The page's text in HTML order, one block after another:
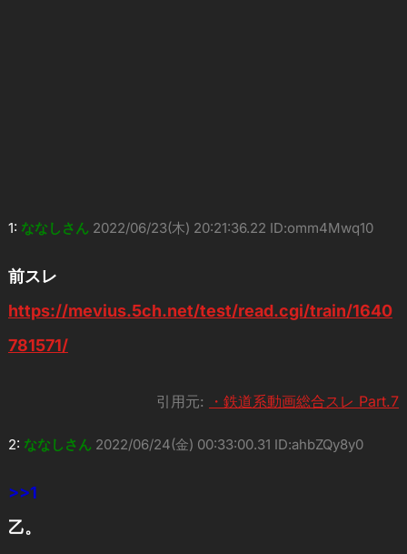
1: ななしさん 2022/06/23(木) 20:21:36.22 ID:omm4Mwq10
前スレ
https://mevius.5ch.net/test/read.cgi/train/1640
781571/
引用元: ・鉄道系動画総合スレ Part.7
2: ななしさん 2022/06/24(金) 00:33:00.31 ID:ahbZQy8y0
>>1
乙。